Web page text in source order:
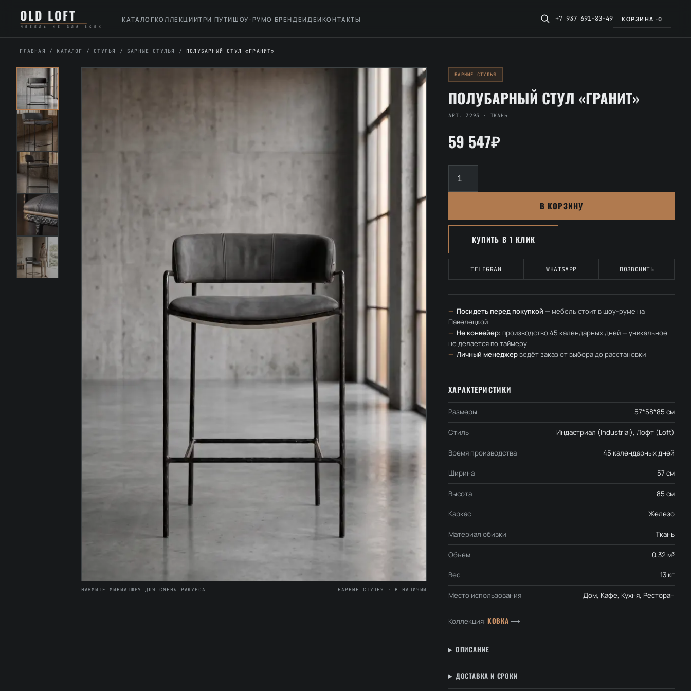
содержимому
содержимому
OLD LOFT
МЕБЕЛЬ НЕ ДЛЯ ВСЕХ
КАТАЛОГКОЛЛЕКЦИИТРИ ПУТИШОУ-РУМО БРЕНДЕИДЕИКОНТАКТЫ +7 937 691-80-49 КОРЗИНА ·0
ГЛАВНАЯ / КАТАЛОГ / СТУЛЬЯ / БАРНЫЕ СТУЛЬЯ / ПОЛУБАРНЫЙ СТУЛ «ГРАНИТ»
НАЖМИТЕ МИНИАТЮРУ ДЛЯ СМЕНЫ РАКУРСА БАРНЫЕ СТУЛЬЯ · В НАЛИЧИИ
БАРНЫЕ СТУЛЬЯ
ПОЛУБАРНЫЙ СТУЛ «ГРАНИТ»
АРТ. 3293 · ТКАНЬ
59 547₽
товара
«Гранит»
В КОРЗИНУ
КУПИТЬ В 1 КЛИК
TELEGRAM WHATSAPP ПОЗВОНИТЬ
— Посидеть перед покупкой — мебель стоит в шоу-руме на
Павелецкой
— Не конвейер: производство 45 календарных дней — уникальное
не делается по таймеру
— Личный менеджер ведёт заказ от выбора до расстановки
ХАРАКТЕРИСТИКИ
Размеры 57*58*85 см
Стиль Индастриал (Industrial), Лофт (Loft)
Время производства 45 календарных дней
Ширина 57 см
Высота 85 см
Каркас Железо
Материал обивки Ткань
Объем 0,32 м³
Вес 13 кг
Место использования Дом, Кафе, Кухня, Ресторан
Коллекция: КОВКА ⟶
ОПИСАНИЕ
ДОСТАВКА И СРОКИ